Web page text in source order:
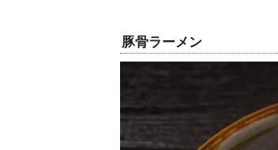
豚骨ラーメン